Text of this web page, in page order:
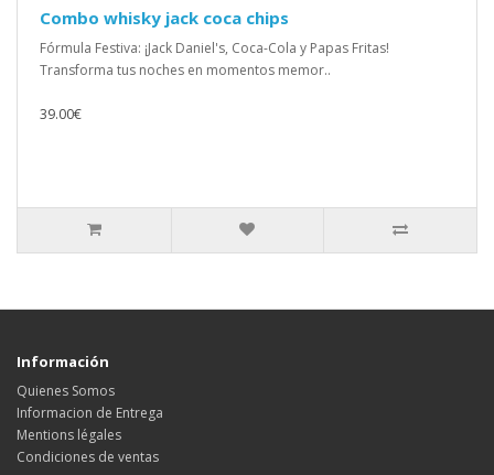
Combo whisky jack coca chips
Fórmula Festiva: ¡Jack Daniel's, Coca-Cola y Papas Fritas!
Transforma tus noches en momentos memor..
39.00€
Información
Quienes Somos
Informacion de Entrega
Mentions légales
Condiciones de ventas